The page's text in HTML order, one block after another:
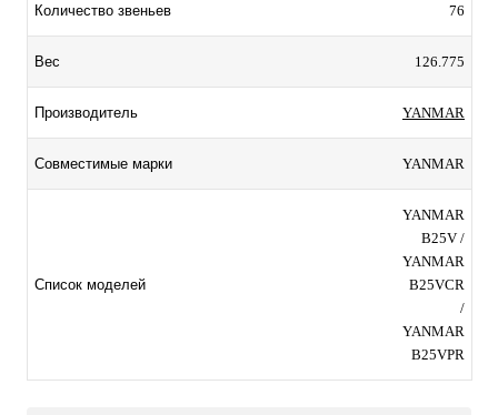
Количество звеньев 76
Вес 126.775
Производитель YANMAR
Совместимые марки YANMAR
Список моделей
YANMAR
B25V /
YANMAR
B25VCR
/
YANMAR
B25VPR